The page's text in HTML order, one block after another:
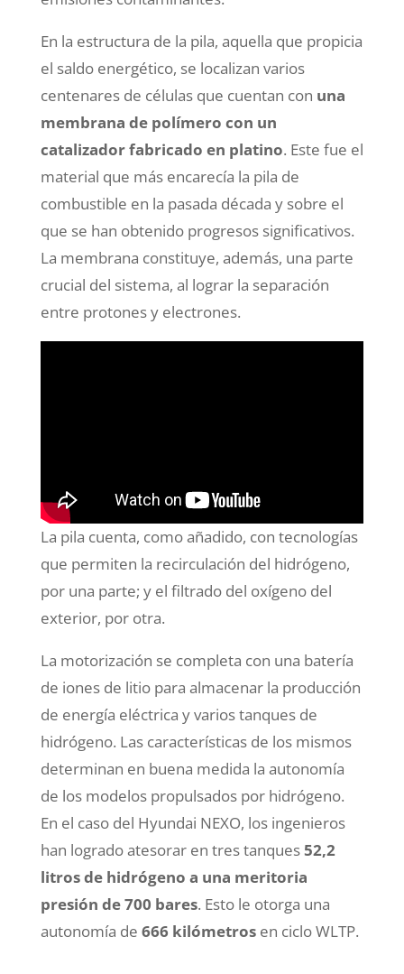
En la estructura de la pila, aquella que propicia
el saldo energético, se localizan varios
centenares de células que cuentan con una
membrana de polímero con un
catalizador fabricado en platino. Este fue el
material que más encarecía la pila de
combustible en la pasada década y sobre el
que se han obtenido progresos significativos.
La membrana constituye, además, una parte
crucial del sistema, al lograr la separación
entre protones y electrones.
La pila cuenta, como añadido, con tecnologías
que permiten la recirculación del hidrógeno,
por una parte; y el filtrado del oxígeno del
exterior, por otra.
La motorización se completa con una batería
de iones de litio para almacenar la producción
de energía eléctrica y varios tanques de
hidrógeno. Las características de los mismos
determinan en buena medida la autonomía
de los modelos propulsados por hidrógeno.
En el caso del Hyundai NEXO, los ingenieros
han logrado atesorar en tres tanques52,2
litros de hidrógeno a una meritoria
presión de 700 bares. Esto le otorga una
autonomía de 666 kilómetrosen ciclo WLTP.